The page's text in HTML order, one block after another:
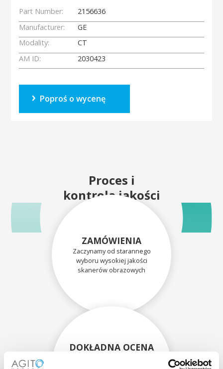
Part Number:
2156636
Manufacturer:
GE
Modality:
CT
AM ID:
2030423
Poproś o wycenę
Proces i
kontrola jakości
ZAMÓWIENIA
Zaczynamy od starannego
wyboru wysokiej jakości
skanerów obrazowych
DOKŁADNA OCENA